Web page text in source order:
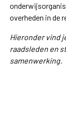
overheden in de
Hieronder vind
raadsleden en
samenwerking.